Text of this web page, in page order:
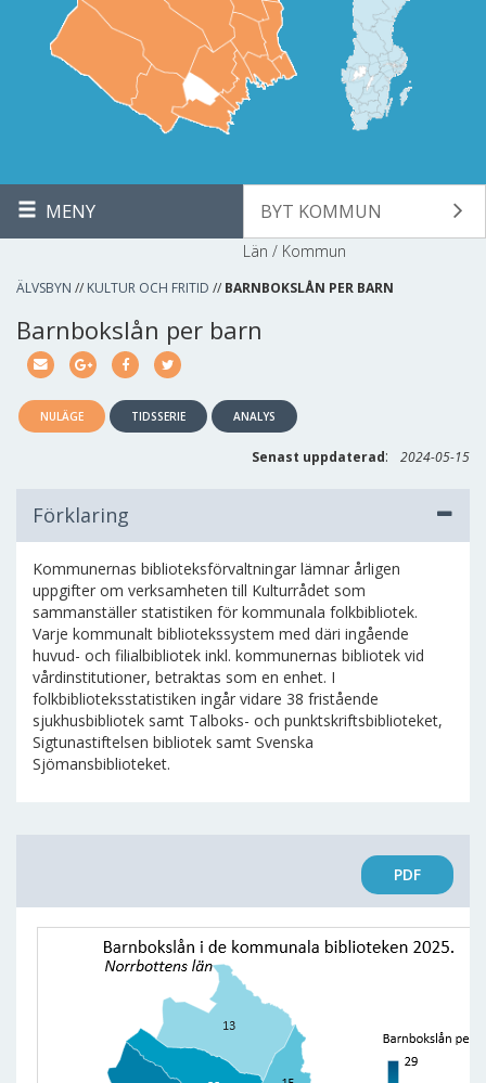
MENY BYT KOMMUN
Län / Kommun
ÄLVSBYN // KULTUR OCH FRITID // BARNBOKSLÅN PER BARN
Barnbokslån per barn
NULÄGE TIDSSERIE ANALYS
Senast uppdaterad: 2024-05-15
Förklaring
Kommunernas biblioteksförvaltningar lämnar årligen
uppgifter om verksamheten till Kulturrådet som
sammanställer statistiken för kommunala folkbibliotek.
Varje kommunalt bibliotekssystem med däri ingående
huvud- och filialbibliotek inkl. kommunernas bibliotek vid
vårdinstitutioner, betraktas som en enhet. I
folkbiblioteksstatistiken ingår vidare 38 fristående
sjukhusbibliotek samt Talboks- och punktskriftsbiblioteket,
Sigtunastiftelsen bibliotek samt Svenska
Sjömansbiblioteket.
PDF